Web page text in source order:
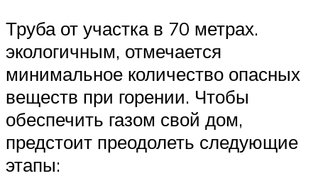
Труба от участка в 70 метрах.
экологичным, отмечается
минимальное количество опасных
веществ при горении. Чтобы
обеспечить газом свой дом,
предстоит преодолеть следующие
этапы: